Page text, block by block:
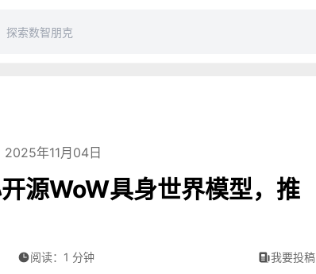
2025年11月04日
源WoW具身世界模型，推
阅读：1 分钟 我要投稿